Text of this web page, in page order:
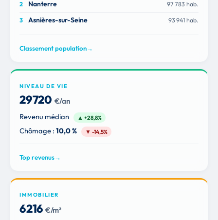
Nanterre 97 783 hab.
Asnières-sur-Seine 93 941 hab.
Classement population→
NIVEAU DE VIE
29 720 €/an
Revenu médian
▲ +28,8%
Chômage :10,0 % ▼ -14,5%
Top revenus→
IMMOBILIER
6 216 €/m²